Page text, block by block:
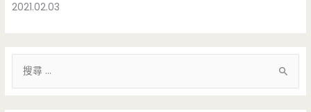
2021.02.03